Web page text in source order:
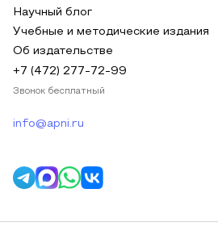
Научный блог
Учебные и методические издания
Об издательстве
+7 (472) 277-72-99
Звонок бесплатный
info@apni.ru